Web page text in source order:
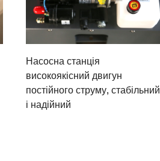
Насосна станція
високоякісний двигун
постійного струму, стабільний
і надійний